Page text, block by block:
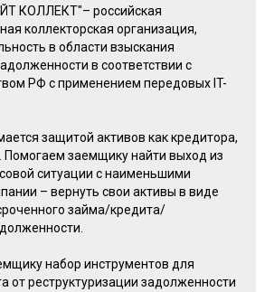
КОЛЛЕКТ"– российская
коллекторская организация,
в области взыскания
в соответствии с
РФ с применением передовых IT-
защитой активов как кредитора,
Помогаем заемщику найти выход из
ситуации с наименьшими
– вернуть свои активы в виде
займа/кредита/
набор инструментов для
от реструктуризации задолженности